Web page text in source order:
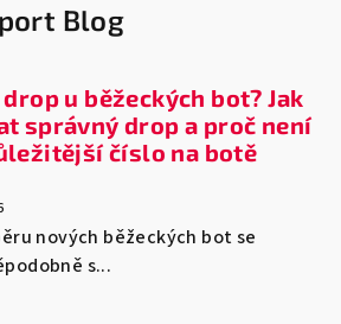
Blog
drop u běžeckých bot? Jak
správný drop a proč není
číslo na botě
nových běžeckých bot se
s...